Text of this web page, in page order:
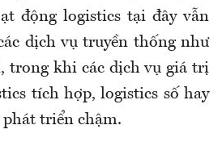
động logistics tại đây vẫn
dịch vụ truyền thống như
trong khi các dịch vụ giá trị
tích hợp, logistics số hay
triển chậm.